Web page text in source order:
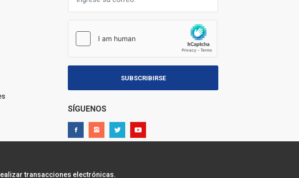
SUBSCRIBIRSE
SÍGUENOS
transacciones electrónicas.